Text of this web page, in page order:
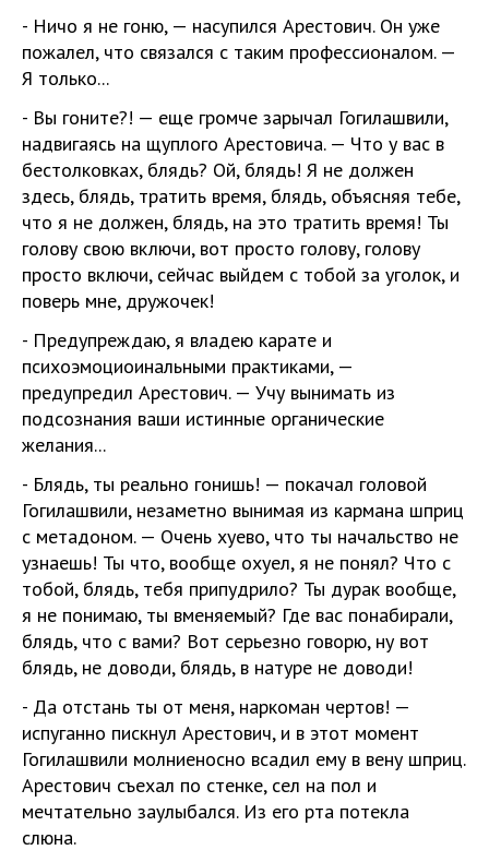
- Ничо я не гоню, — насупился Арестович. Он уже
пожалел, что связался с таким профессионалом. —
Я только...
- Вы гоните?! — еще громче зарычал Гогилашвили,
надвигаясь на щуплого Арестовича. — Что у вас в
бестолковках, блядь? Ой, блядь! Я не должен
здесь, блядь, тратить время, блядь, объясняя тебе,
что я не должен, блядь, на это тратить время! Ты
голову свою включи, вот просто голову, голову
просто включи, сейчас выйдем с тобой за уголок, и
поверь мне, дружочек!
- Предупреждаю, я владею карате и
психоэмоциоинальными практиками, —
предупредил Арестович. — Учу вынимать из
подсознания ваши истинные органические
желания...
- Блядь, ты реально гонишь! — покачал головой
Гогилашвили, незаметно вынимая из кармана шприц
с метадоном. — Очень хуево, что ты начальство не
узнаешь! Ты что, вообще охуел, я не понял? Что с
тобой, блядь, тебя припудрило? Ты дурак вообще,
я не понимаю, ты вменяемый? Где вас понабирали,
блядь, что с вами? Вот серьезно говорю, ну вот
блядь, не доводи, блядь, в натуре не доводи!
- Да отстань ты от меня, наркоман чертов! —
испуганно пискнул Арестович, и в этот момент
Гогилашвили молниеносно всадил ему в вену шприц.
Арестович съехал по стенке, сел на пол и
мечтательно заулыбался. Из его рта потекла
слюна.